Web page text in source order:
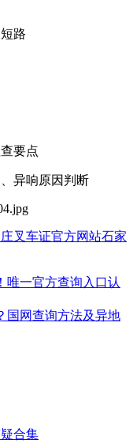
路
要点
异响原因判断
叉车证官方网站石家
唯一官方查询入口认
国网查询方法及异地
合集